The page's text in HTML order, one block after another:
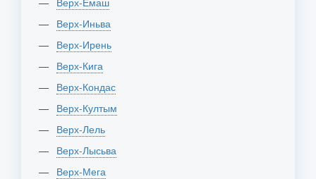
Верх-Иньва
Верх-Ирень
Верх-Кига
Верх-Кондас
Верх-Култым
Верх-Лель
Верх-Лысьва
Верх-Мега